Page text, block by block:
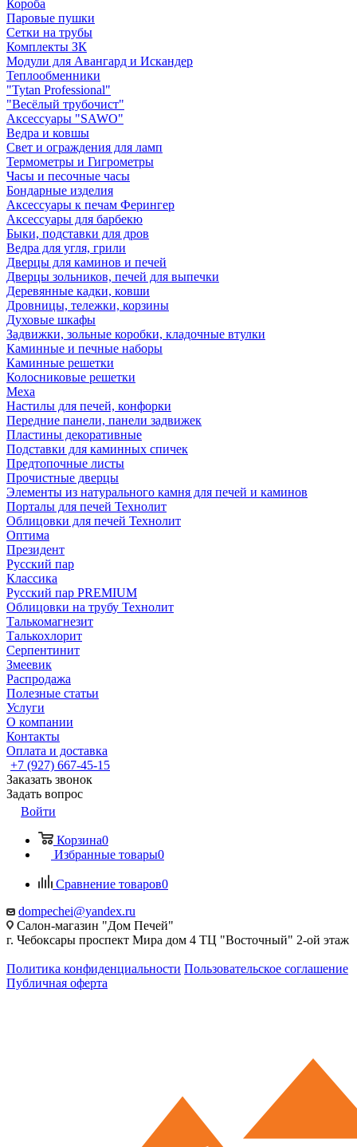
Короба
Паровые пушки
Сетки на трубы
Комплекты ЗК
Модули для Авангард и Искандер
Теплообменники
"Tytan Professional"
"Весёлый трубочист"
Аксессуары "SAWO"
Ведра и ковшы
Свет и ограждения для ламп
Термометры и Гигрометры
Часы и песочные часы
Бондарные изделия
Аксессуары к печам Ферингер
Аксессуары для барбекю
Быки, подставки для дров
Ведра для угля, грили
Дверцы для каминов и печей
Дверцы зольников, печей для выпечки
Деревянные кадки, ковши
Дровницы, тележки, корзины
Духовые шкафы
Задвижки, зольные коробки, кладочные втулки
Каминные и печные наборы
Каминные решетки
Колосниковые решетки
Меха
Настилы для печей, конфорки
Передние панели, панели задвижек
Пластины декоративные
Подставки для каминных спичек
Предтопочные листы
Прочистные дверцы
Элементы из натурального камня для печей и каминов
Порталы для печей Технолит
Облицовки для печей Технолит
Оптима
Президент
Русский пар
Классика
Русский пар PREMIUM
Облицовки на трубу Технолит
Талькомагнезит
Талькохлорит
Серпентинит
Змеевик
Распродажа
Полезные статьи
Услуги
О компании
Контакты
Оплата и доставка
+7 (927) 667-45-15
Заказать звонок
Задать вопрос
Войти
Корзина0
Избранные товары0
Сравнение товаров0
dompechei@yandex.ru
Салон-магазин "Дом Печей"
г. Чебоксары проспект Мира дом 4 ТЦ "Восточный" 2-ой этаж
Политика конфиденциальности Пользовательское соглашение
Публичная оферта